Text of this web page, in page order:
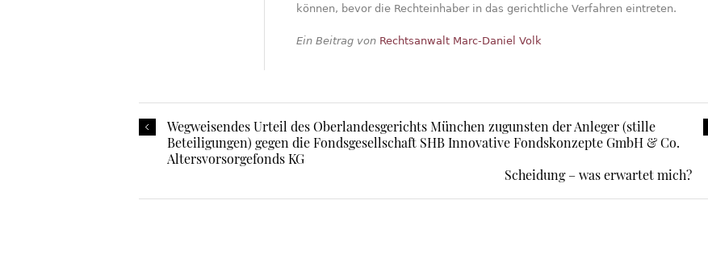
können, bevor die Rechteinhaber in das gerichtliche Verfahren eintreten.
Ein Beitrag von Rechtsanwalt Marc-Daniel Volk
Wegweisendes Urteil des Oberlandesgerichts München zugunsten der Anleger (stille
Beteiligungen) gegen die Fondsgesellschaft SHB Innovative Fondskonzepte GmbH & Co.
Altersvorsorgefonds KG
Scheidung – was erwartet mich?